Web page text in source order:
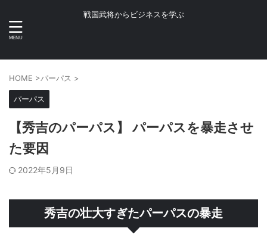
戦国武将からビジネスを学ぶ
HOME >パーパス >
パーパス
【秀吉のパーパス】 パーパスを暴走させ
た要因
2022年5月9日
秀吉の壮大すぎたパーパスの暴走